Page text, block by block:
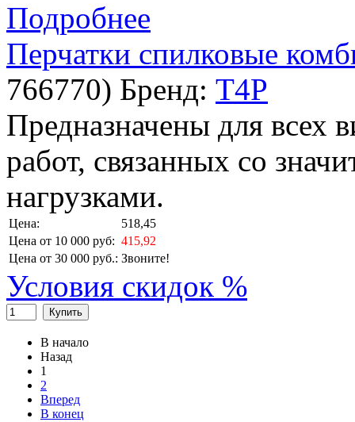
Подробнее
Перчатки спилковые
766770) Бренд: T4P
Предназначены для всех
работ, связанных со
нагрузками.
Цена:
518,45
Цена от 10 000 руб: 415,92
Цена от 30 000 руб.: Звоните!
Условия скидок %
Купить
В начало
Назад
1
2
Вперед
В конец